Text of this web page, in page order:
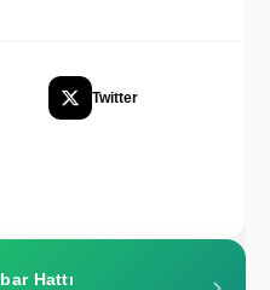
Twitter
Hattı